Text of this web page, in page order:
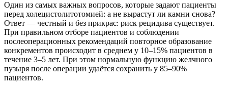
Один из самых важных вопросов, которые задают пациенты
перед холецистолитотомией: а не вырастут ли камни снова?
Ответ — честный и без прикрас: риск рецидива существует.
При правильном отборе пациентов и соблюдении
послеоперационных рекомендаций повторное образование
конкрементов происходит в среднем у 10–15% пациентов в
течение 3–5 лет. При этом нормальную функцию желчного
пузыря после операции удаётся сохранить у 85–90%
пациентов.